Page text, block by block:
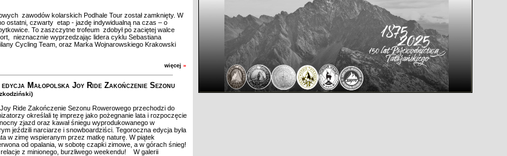
zawodów kolarskich Podhale Tour został zamknięty. W
ostatni, czwarty etap - jazdę indywidualną na czas – o
To zaszczytne trofeum zdobył po zaciętej walce
nieznacznie wyprzedzając lidera cyklu Sebastiana
Cycling Team, oraz Marka Wojnarowskiego Krakowski
więcej »
Małopolska Joy Ride Zakończenie Sezonu
Joy Ride Zakończenie Sezonu Rowerowego przechodzi do
określali tę imprezę jako pożegnanie lata i rozpoczęcie
zjazd oraz kawał śniegu wyprodukowanego w
jeździli narciarze i snowboardziści. Tegoroczna edycja była
w zimę wspieranym przez matkę naturę. W piątek
od opalania, w sobotę czapki zimowe, a w górach śnieg!
z minionego, burzliwego weekendu! W galerii